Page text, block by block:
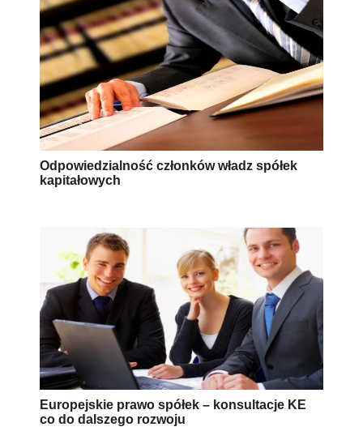
Odpowiedzialność członków władz spółek
kapitałowych
Europejskie prawo spółek – konsultacje KE
co do dalszego rozwoju